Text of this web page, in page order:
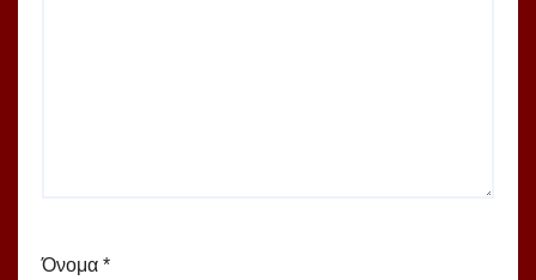
Όνομα *